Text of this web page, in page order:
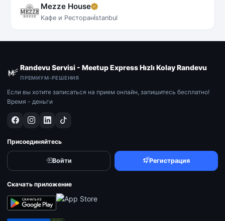
Mezze House
Кафе и Ресторанİstanbul
Randevu Servisi - Meetup Express Hızlı Kolay Randevu
ПРЕМИУМ-РЕШЕНИЯ
Если вы хотите записаться на прием онлайн, запишитесь бесплатно!
Время - деньги
Присоединяйтесь
Войти Регистрация
Скачать приложение